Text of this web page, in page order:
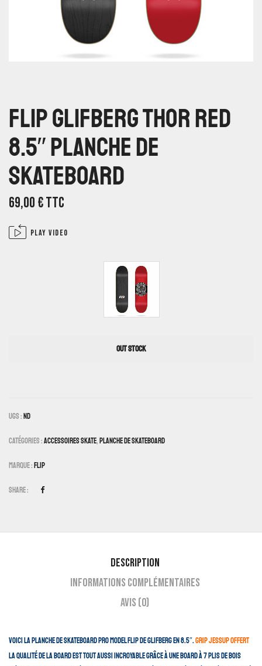
Flip Glifberg Thor Red
8.5″ Planche De
Skateboard
69,00€TTC
Play video
OUT STOCK
UGS : ND
Catégories :Accessoires Skate, Planche De Skateboard
Marque : Flip
Share :
Description
Informations complémentaires
Avis (0)
Voici la planche de skateboard pro model FLIP de Glifberg en 8.5″.GRIP JESSUP OFFERT
La qualité de la board est tout aussi incroyable grâce à une board à 7 plis de bois